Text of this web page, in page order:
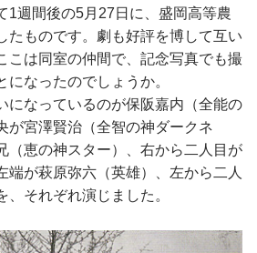
1週間後の5月27日に、盛岡高等農
たものです。劇も好評を博して互い
こは同室の仲間で、記念写真でも撮
になったのでしょうか。
なっているのが保阪嘉内（全能の
が宮澤賢治（全智の神ダークネ
（恵の神スター）、右から二人目が
端が萩原弥六（英雄）、左から二人
、それぞれ演じました。